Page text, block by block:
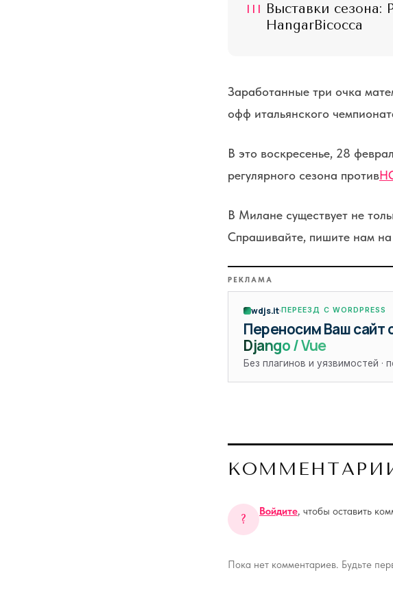
III Выставки сезона:
HangarBicocca
Заработанные три очка
офф итальянского
В это воскресенье, 28
регулярного сезона против
В Милане существует не
Спрашивайте, пишите нам на
РЕКЛАМА
wdjs.it ПЕРЕЕЗД С WORDPRESS
Переносим Ваш сайт
Django / Vue
Без плагинов и уязвимостей ·
?
Войдите, чтобы оставить
Пока нет комментариев. Будьте